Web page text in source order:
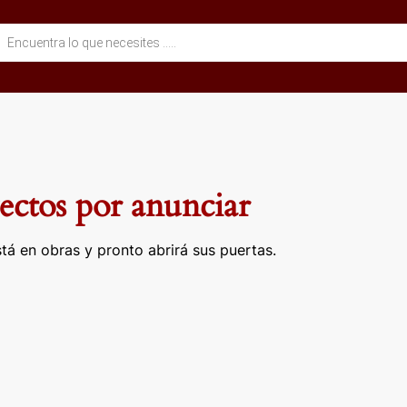
por anunciar
en obras y pronto abrirá sus puertas.